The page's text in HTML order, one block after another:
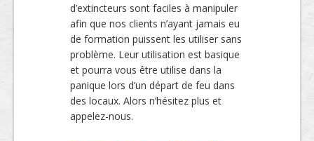
d’extincteurs sont faciles à manipuler
afin que nos clients n’ayant jamais eu
de formation puissent les utiliser sans
problème. Leur utilisation est basique
et pourra vous être utilise dans la
panique lors d’un départ de feu dans
des locaux. Alors n’hésitez plus et
appelez-nous.